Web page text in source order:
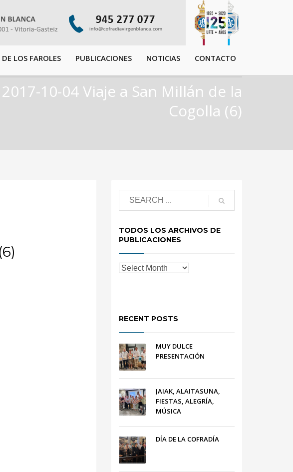
LOS FAROLES PUBLICACIONES NOTICIAS CONTACTO
2017-10-04 Viaje a San Millán de la
Cogolla (6)
TODOS LOS ARCHIVOS DE
PUBLICACIONES
RECENT POSTS
MUY DULCE
PRESENTACIÓN
JAIAK, ALAITASUNA,
FIESTAS, ALEGRÍA,
MÚSICA
DÍA DE LA COFRADÍA